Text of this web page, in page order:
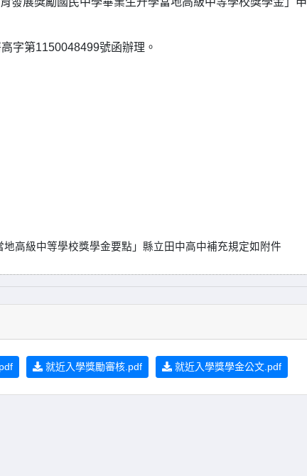
字第1150048499號函辦理。
高級中等學校獎學金要點」縣立田中高中補充規定如附件
就近入學獎勵審核.pdf 就近入學獎學金公文.pdf